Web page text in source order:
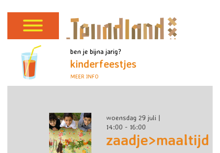
ben je bijna jarig?
kinderfeestjes
MEER INFO
woensdag 29 juli |
14:00 - 16:00
zaadje>maaltijd